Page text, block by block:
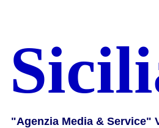
"Agenzia Media & Service"